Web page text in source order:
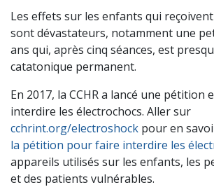
Les effets sur les enfants qui
sont dévastateurs, notamment une
ans qui, après cinq séances, est
catatonique permanent.
En 2017, la CCHR a lancé une pétition
interdire les électrochocs. Aller sur
cchrint.org/electroshock pour en
la pétition pour faire interdire les
appareils utilisés sur les enfants, les
et des patients vulnérables.